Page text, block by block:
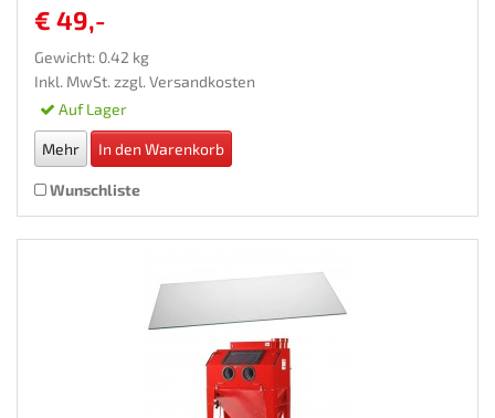
€ 49,-
Gewicht: 0.42 kg
Inkl. MwSt. zzgl. Versandkosten
Auf Lager
Mehr In den Warenkorb
Wunschliste